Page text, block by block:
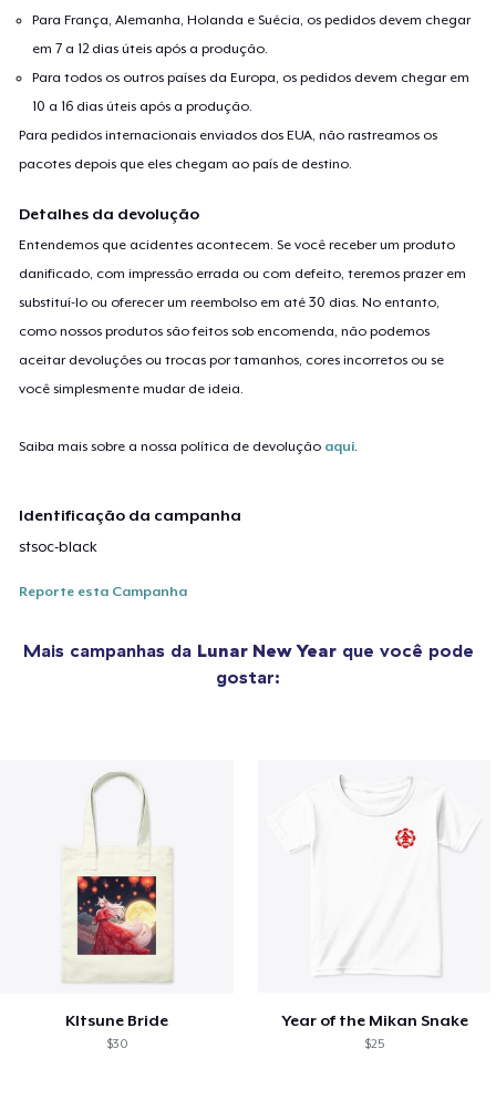
Para França, Alemanha, Holanda e Suécia, os pedidos devem chegar
em 7 a 12 dias úteis após a produção.
Para todos os outros países da Europa, os pedidos devem chegar em
10 a 16 dias úteis após a produção.
Para pedidos internacionais enviados dos EUA, não rastreamos os
pacotes depois que eles chegam ao país de destino.
Detalhes da devolução
Entendemos que acidentes acontecem. Se você receber um produto
danificado, com impressão errada ou com defeito, teremos prazer em
substituí-lo ou oferecer um reembolso em até 30 dias. No entanto,
como nossos produtos são feitos sob encomenda, não podemos
aceitar devoluções ou trocas por tamanhos, cores incorretos ou se
você simplesmente mudar de ideia.
Saiba mais sobre a nossa política de devolução aqui.
Identificação da campanha
stsoc-black
Reporte esta Campanha
Mais campanhas da Lunar New Yearque você pode
gostar:
KItsune Bride
$30
Year of the Mikan Snake
$25